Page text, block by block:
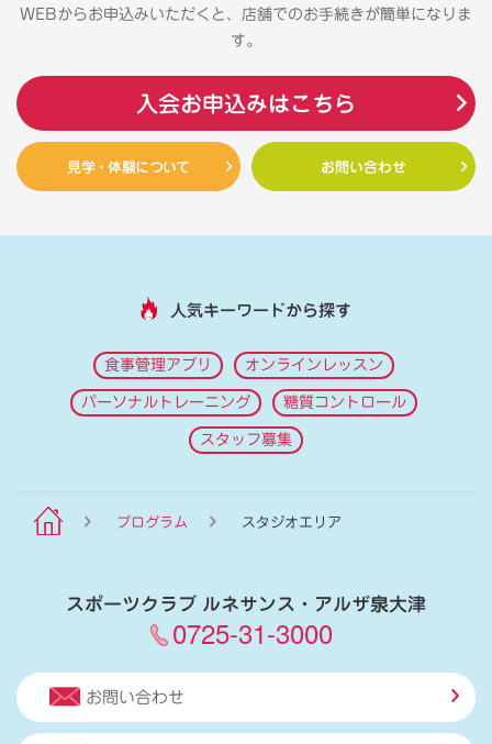
WEBからお申込みいただくと、店舗でのお手続きが簡単になりま
す。
入会お申込みはこちら
見学・体験について お問い合わせ
人気キーワードから探す
食事管理アプリ オンラインレッスン
パーソナルトレーニング 糖質コントロール
スタッフ募集
プログラム スタジオエリア
スポーツクラブ ルネサンス・アルザ泉大津
0725-31-3000
お問い合わせ